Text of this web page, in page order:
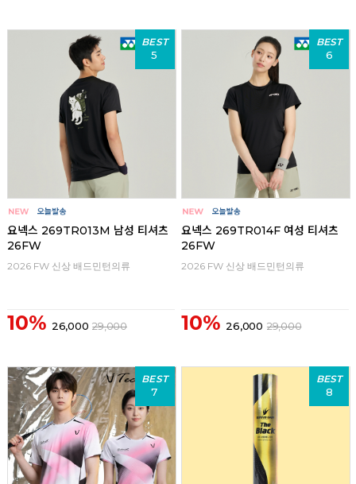
BEST
5
요넥스 269TR013M 남성 티셔츠
26FW
2026 FW 신상 배드민턴의류
10% 26,000 29,000
BEST
6
요넥스 269TR014F 여성 티셔츠
26FW
2026 FW 신상 배드민턴의류
10% 26,000 29,000
BEST
7
BEST
8